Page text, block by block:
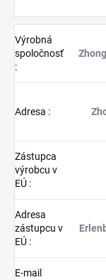
Výrobná
spoločnosť
:
Adresa :
Zástupca
výrobcu v
EÚ :
Adresa
zástupcu v
EÚ :
E-mail